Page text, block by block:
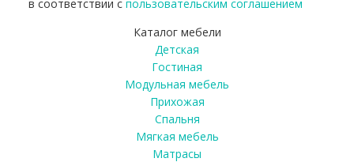
в соответствии с пользовательским соглашением
Каталог мебели
Детская
Гостиная
Модульная мебель
Прихожая
Спальня
Мягкая мебель
Матрасы